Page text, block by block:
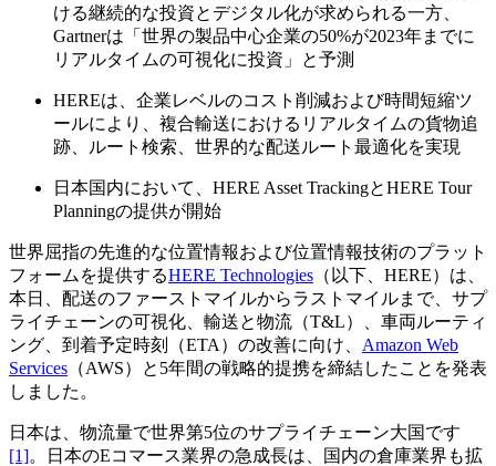
ける継続的な投資とデジタル化が求められる一方、
Gartnerは「世界の製品中心企業の50%が2023年までに
リアルタイムの可視化に投資」と予測
HEREは、企業レベルのコスト削減および時間短縮ツ
ールにより、複合輸送におけるリアルタイムの貨物追
跡、ルート検索、世界的な配送ルート最適化を実現
日本国内において、HERE Asset TrackingとHERE Tour
Planningの提供が開始
世界屈指の先進的な位置情報および位置情報技術のプラット
フォームを提供するHERE Technologies （以下、HERE）は、
本日、配送のファーストマイルからラストマイルまで、サプ
ライチェーンの可視化、輸送と物流（T&L）、車両ルーティ
ング、到着予定時刻（ETA）の改善に向け、 Amazon Web
Services （AWS）と5年間の戦略的提携を締結したことを発表
しました。
日本は、物流量で世界第5位のサプライチェーン大国です
[1]。日本のEコマース業界の急成長は、国内の倉庫業界も拡